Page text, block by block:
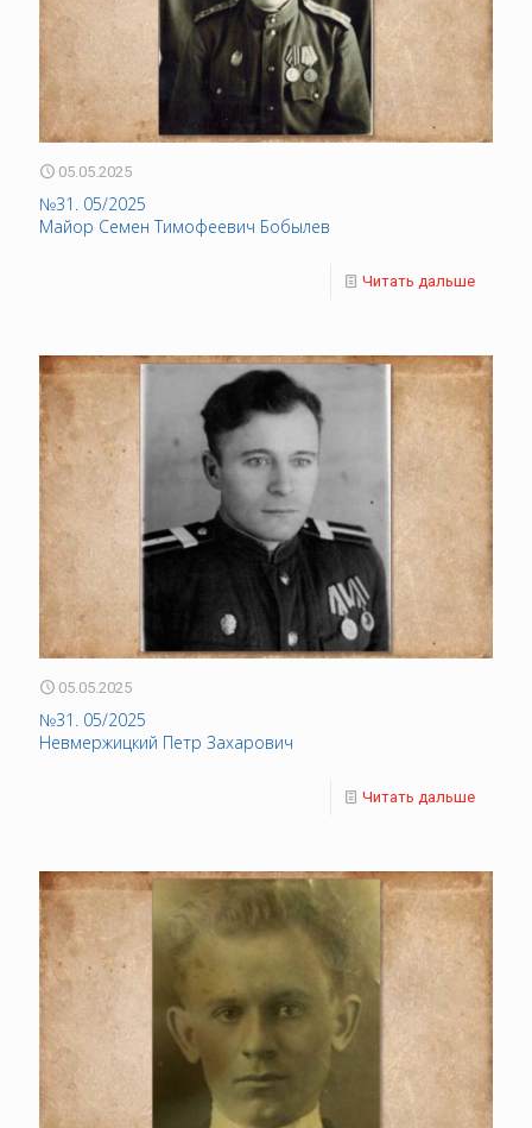
05.05.2025
№31. 05/2025
Майор Семен Тимофеевич Бобылев
Читать дальше
05.05.2025
№31. 05/2025
Невмержицкий Петр Захарович
Читать дальше